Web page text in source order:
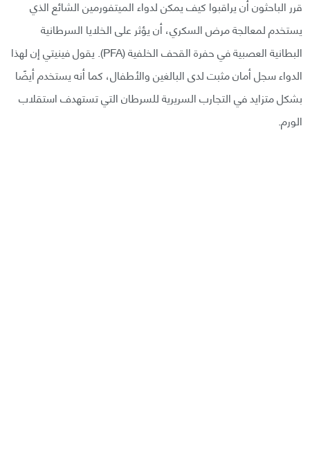
قرر الباحثون أن يراقبوا كيف يمكن لدواء الميتفورمين الشائع الذي
يستخدم لمعالجة مرض السكري، أن يؤثر على الخلايا السرطانية
البطانية العصبية في حفرة القحف الخلفية (PFA). يقول فينيتي إن لهذا
الدواء سجل أمان مثبت لدى البالغين والأطفال، كما أنه يستخدم أيضًا
بشكل متزايد في التجارب السريرية للسرطان التي تستهدف استقلاب
الورم.